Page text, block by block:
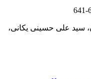
سید علی حسینی یکانی،